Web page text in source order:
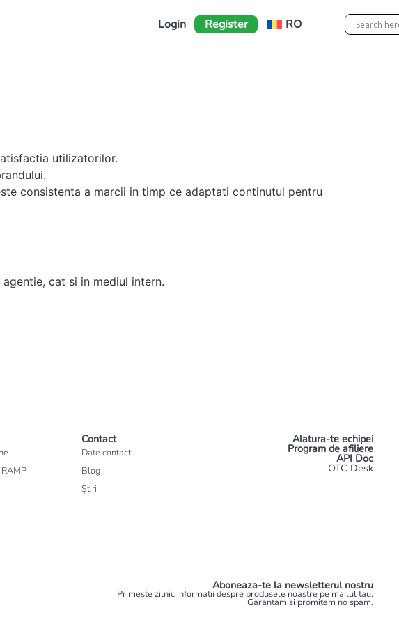
Login Register RO
utilizatorilor.
consistenta a marcii in timp ce adaptati continutul pentru
cat si in mediul intern.
Contact
Date contact
Blog
Știri
Alatura-te echipei
Program de afiliere
API Doc
OTC Desk
Aboneaza-te la newsletterul nostru
Primeste zilnic informatii despre produsele noastre pe mailul tau.
Garantam si promitem no spam.